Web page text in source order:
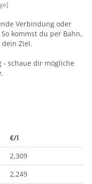
Verbindung oder
kommst du per Bahn,
Ziel.
schaue dir mögliche
€/l
2,309
2,249